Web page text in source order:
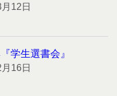
12日
学生選書会』
16日